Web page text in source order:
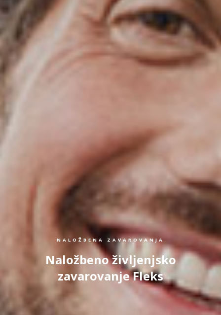
NALOŽBENA ZAVAROVANJA
Naložbeno življenjsko
zavarovanje Fleks